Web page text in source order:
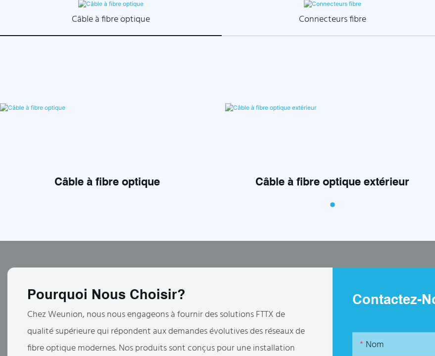
Câble à fibre optique Connecteurs fibre
Câble à fibre optique Câble à fibre optique extérieur
Pourquoi Nous Choisir?
Chez Weunion, nous nous engageons à fournir des solutions FTTX de
qualité supérieure qui répondent aux demandes évolutives des réseaux de
fibre optique modernes. Nos produits sont conçus pour une installation
Contactez-
Nom